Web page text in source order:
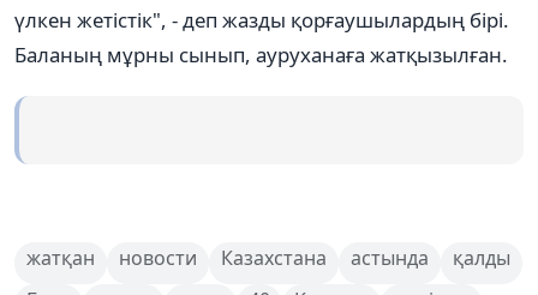
үлкен жетістік", - деп жазды қорғаушылардың бірі.
Баланың мұрны сынып, ауруханаға жатқызылған.
жатқан новости Казахстана астында
қалды